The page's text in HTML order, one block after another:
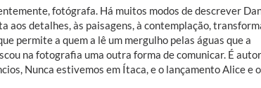
fotógrafa. Há muitos modos de descrever
aos detalhes, às paisagens, à contemplação,
permite a quem a lê um mergulho pelas águas que a
na fotografia uma outra forma de comunicar. É
Nunca estivemos em Ítaca, e o lançamento Alice e